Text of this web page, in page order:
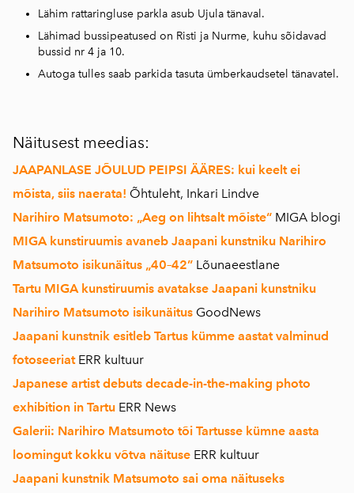
Lähim rattaringluse parkla asub Ujula tänaval.
Lähimad bussipeatused on Risti ja Nurme, kuhu sõidavad
bussid nr 4 ja 10.
Autoga tulles saab parkida tasuta ümberkaudsetel tänavatel.
Näitusest meedias:
JAAPANLASE JÕULUD PEIPSI ÄÄRES: kui keelt ei
mõista, siis naerata! Õhtuleht, Inkari Lindve
Narihiro Matsumoto: „Aeg on lihtsalt mõiste“ MIGA blogi
MIGA kunstiruumis avaneb Jaapani kunstniku Narihiro
Matsumoto isikunäitus „40–42” Lõunaeestlane
Tartu MIGA kunstiruumis avatakse Jaapani kunstniku
Narihiro Matsumoto isikunäitus GoodNews
Jaapani kunstnik esitleb Tartus kümme aastat valminud
fotoseeriatERR kultuur
Japanese artist debuts decade-in-the-making photo
exhibition in Tartu ERR News
Galerii: Narihiro Matsumoto tõi Tartusse kümne aasta
loomingut kokku võtva näituse ERR kultuur
Jaapani kunstnik Matsumoto sai oma näituseks